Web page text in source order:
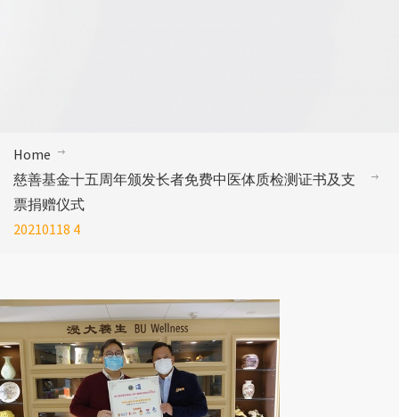
Home
慈善基金十五周年颁发长者免费中医体质检测证书及支
票捐赠仪式
20210118 4